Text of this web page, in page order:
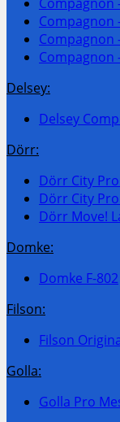
Compagnon
Compagnon
Compagnon
Delsey:
Delsey
Dörr:
Dörr City
Dörr City
Dörr Move!
Domke:
Domke F-802
Filson:
Filson
Golla:
Golla Pro